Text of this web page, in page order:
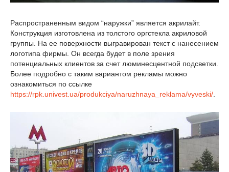
Распространенным видом “наружки” является акрилайт.
Конструкция изготовлена из толстого оргстекла акриловой
группы. На ее поверхности выгравирован текст с нанесением
логотипа фирмы. Он всегда будет в поле зрения
потенциальных клиентов за счет люминесцентной подсветки.
Более подробно с таким вариантом рекламы можно
ознакомиться по ссылке
https://rpk.univest.ua/produkciya/naruzhnaya_reklama/vyveski/